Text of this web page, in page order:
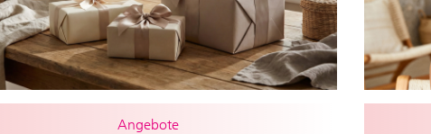
Angebote